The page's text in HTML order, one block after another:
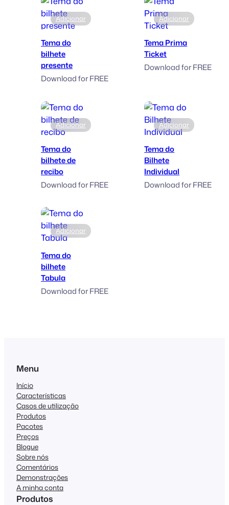
Adicionar
Tema do
bilhete
presente
Download for FREE
Adicionar
Tema Prima
Ticket
Download for FREE
Adicionar
Tema do
bilhete de
recibo
Download for FREE
Adicionar
Tema do
Bilhete
Individual
Download for FREE
Adicionar
Tema do
bilhete
Tabula
Download for FREE
Menu
Início
Características
Casos de utilização
Produtos
Pacotes
Preços
Blogue
Sobre nós
Comentários
Demonstrações
A minha conta
Produtos